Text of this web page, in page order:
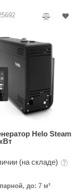
Helo Steam
(на складе)
до: 7 м³